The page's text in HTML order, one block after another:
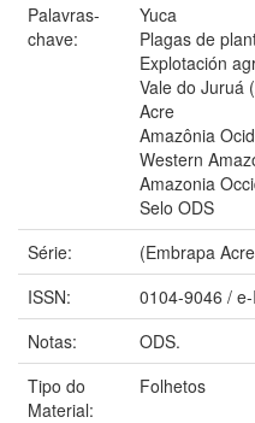
Palavras-
chave:
Yuca
Plagas de
Explotación
Vale do Juruá
Acre
Amazônia
Western
Amazonia
Selo ODS
Série:
(Embrapa
ISSN:
0104-9046 /
Notas:
ODS.
Tipo do
Material:
Folhetos